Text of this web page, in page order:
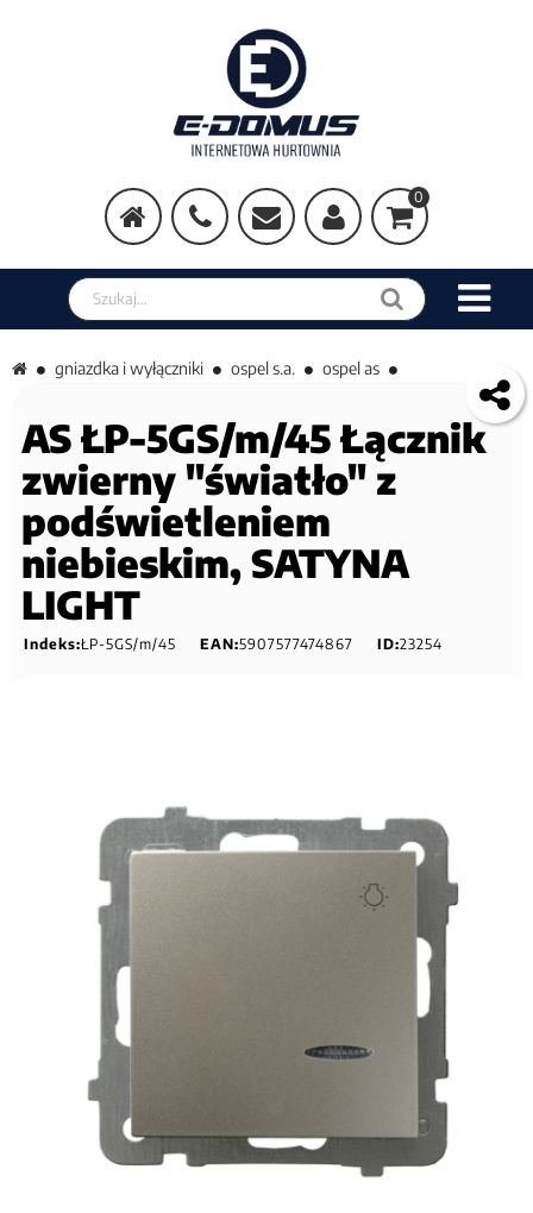
0
Szukaj w sklepie
gniazdka i wyłączniki ospel s.a. ospel as
AS ŁP-5GS/m/45 Łącznik
zwierny "światło" z
podświetleniem
niebieskim, SATYNA
LIGHT
Indeks:ŁP-5GS/m/45 EAN:5907577474867 ID:23254